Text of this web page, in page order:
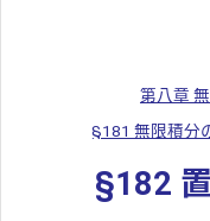
第八章
§181 無限積分
§182